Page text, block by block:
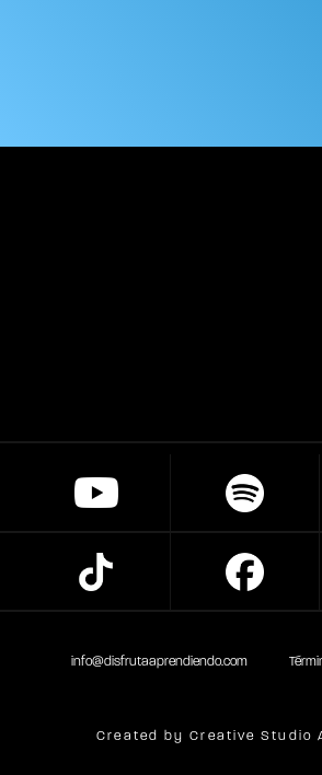
info@disfrutaaprendiendo.com
Created by Creative Studio